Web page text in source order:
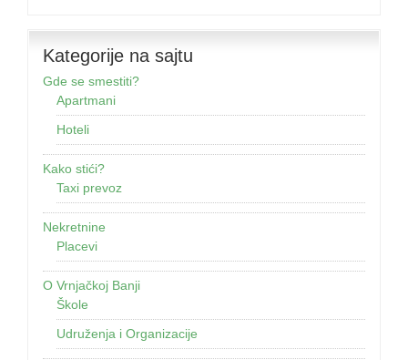
Kategorije na sajtu
Gde se smestiti?
Apartmani
Hoteli
Kako stići?
Taxi prevoz
Nekretnine
Placevi
O Vrnjačkoj Banji
Škole
Udruženja i Organizacije